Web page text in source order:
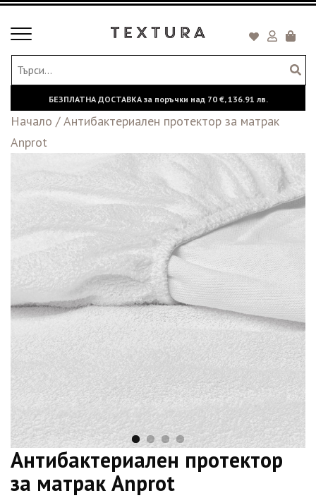
Toggle
БЕЗПЛАТНА ДОСТАВКА за поръчки над 70 €,136.91 лв.
Начало /Антибактериален протектор за матрак
Anprot
Антибактериален протектор
за матрак Anprot